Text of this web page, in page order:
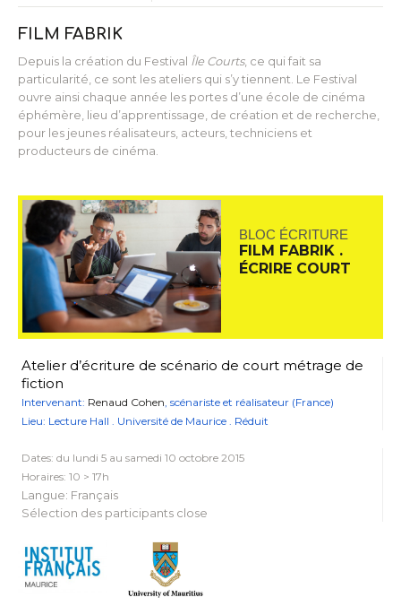
FILM FABRIK
Depuis la création du Festival Île Courts, ce qui fait sa
particularité, ce sont les ateliers qui s’y tiennent. Le Festival
ouvre ainsi chaque année les portes d’une école de cinéma
éphémère, lieu d’apprentissage, de création et de recherche,
pour les jeunes réalisateurs, acteurs, techniciens et
producteurs de cinéma.
BLOC ÉCRITURE
FILM FABRIK .
ÉCRIRE COURT
Atelier d’écriture de scénario de court métrage de
fiction
Intervenant: Renaud Cohen , scénariste et réalisateur (France)
Lieu: Lecture Hall . Université de Maurice . Réduit
Dates: du lundi 5 au samedi 10 octobre 2015
Horaires: 10 > 17h
Langue: Français
Sélection des participants close